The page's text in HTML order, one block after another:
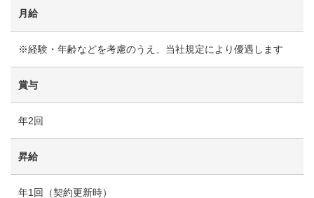
月給
※経験・年齢などを考慮のうえ、当社規定により優遇します
賞与
年2回
昇給
年1回（契約更新時）